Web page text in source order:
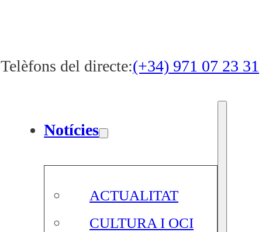
Telèfons del directe:(+34) 971 07 23 31
Notícies
ACTUALITAT
CULTURA I OCI